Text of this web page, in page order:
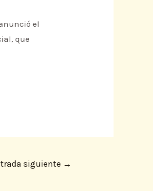
el
que
siguiente →